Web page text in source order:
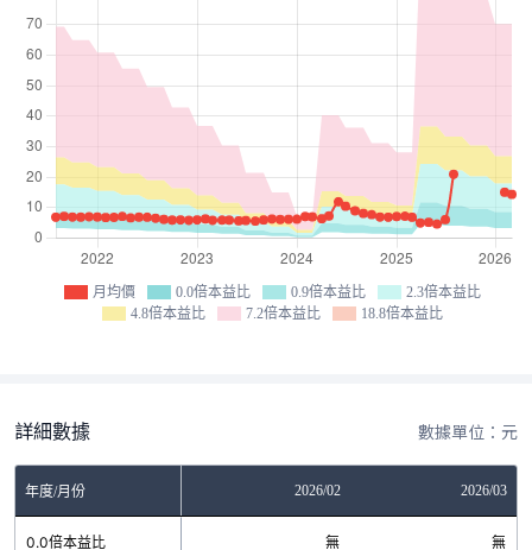
月均價 0.0倍本益比 0.9倍本益比
2.3倍本益比
4.8倍本益比
7.2倍本益比 18.8倍本益比
詳細數據 數據單位：元
年度/月份 2026/02 2026/03
0.0倍本益比 無 無